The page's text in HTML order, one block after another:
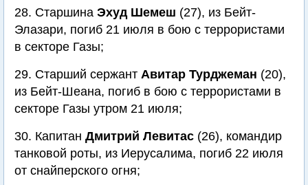
28. Старшина Эхуд Шемеш (27), из Бейт-
Элазари, погиб 21 июля в бою с террористами
в секторе Газы;
29. Старший сержант Авитар Турджеман (20),
из Бейт-Шеана, погиб в бою с террористами в
секторе Газы утром 21 июля;
30. Капитан Дмитрий Левитас (26), командир
танковой роты, из Иерусалима, погиб 22 июля
от снайперского огня;